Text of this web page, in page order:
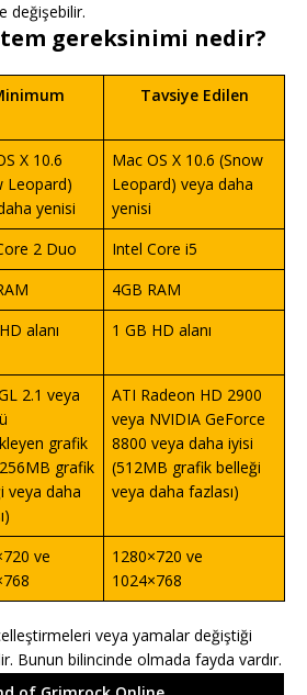
değişebilir.
gereksinimi nedir?
Tavsiye Edilen
X 10.6
Leopard)
yenisi
Mac OS X 10.6 (Snow
Leopard) veya daha
yenisi
2 Duo
Intel Core i5
4GB RAM
alanı 1 GB HD alanı
2.1 veya
grafik
grafik
veya daha
ATI Radeon HD 2900
veya NVIDIA GeForce
8800 veya daha iyisi
(512MB grafik belleği
veya daha fazlası)
ve
1280×720 ve
1024×768
veya yamalar değiştiği
Bunun bilincinde olmada fayda vardır.